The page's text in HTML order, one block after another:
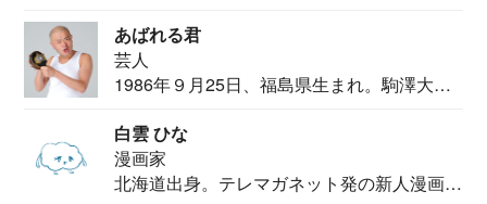
あばれる君
芸人
1986年９月25日、福島県生まれ。駒澤大学
白雲 ひな
漫画家
北海道出身。テレマガネット発の新人漫画